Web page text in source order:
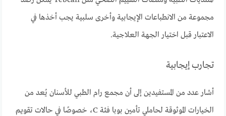
مجموعة من الانطباعات الإيجابية وأخرى سلبية يجب أخذها في
الاعتبار قبل اختيار الجهة العلاجية.
تجارب إيجابية
أشار عدد من المستفيدين إلى أن مجمع رام الطبي للأسنان يُعد من
الخيارات الموثوقة لحاملي تأمين بوبا فئة C، خصوصًا في حالات تقويم